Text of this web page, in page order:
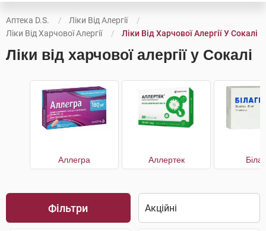
Аптека D.S.
Ліки Від Алергії
Ліки Від Харчової Алергії
Ліки Від Харчової Алергії У Сокалі
Ліки від харчової алергії у Сокалі
Аллегра Аллертек
Фільтри